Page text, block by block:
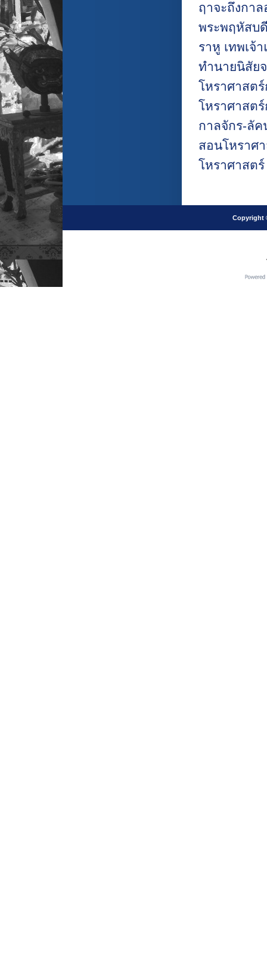
ฤาจะถึงกา
พระพฤหัสบ
ราหู เทพเจ้
ทำนายนิสัย
โหราศาสต
โหราศาสต
กาลจักร-ลัค
สอนโหราศ
โหราศาสต
Copyright